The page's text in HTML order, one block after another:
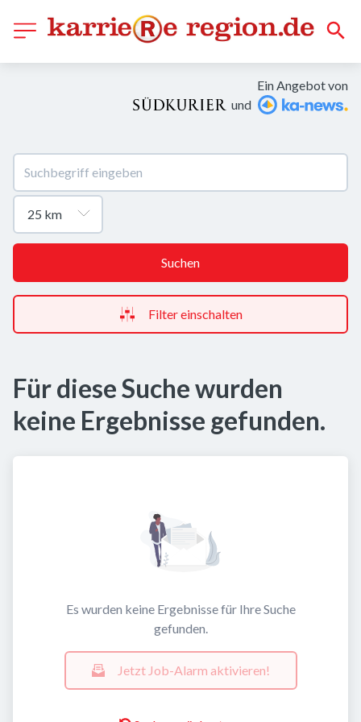
Ein Angebot von
und
Suchen
Filter einschalten
Für diese Suche wurden
keine Ergebnisse gefunden.
Es wurden keine Ergebnisse für Ihre Suche
gefunden.
Jetzt Job-Alarm aktivieren!